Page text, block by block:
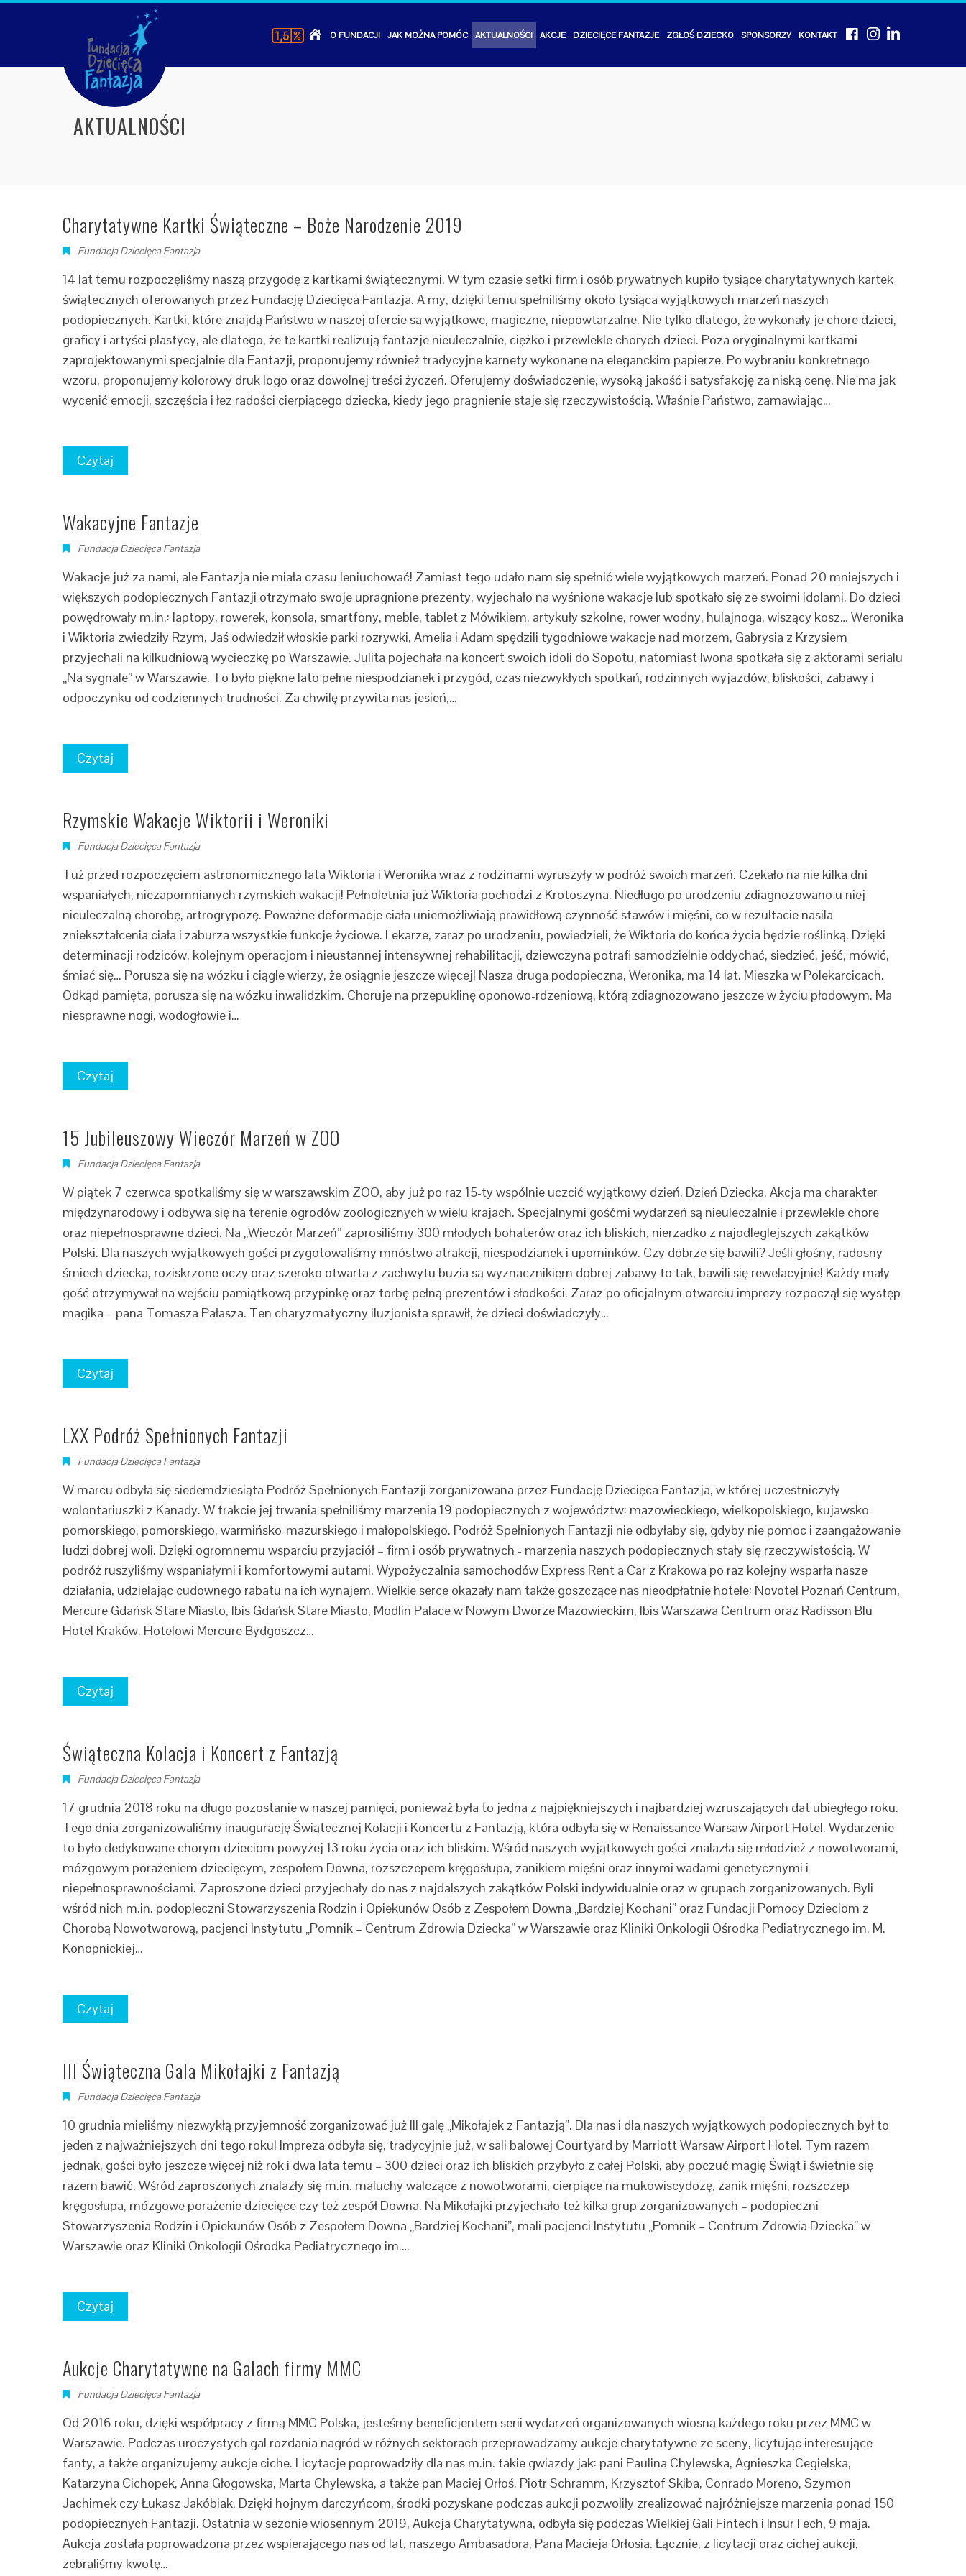
STRONA
O FUNDACJI JAK MOŻNA POMÓC AKTUALNOŚCI AKCJE DZIECIĘCE FANTAZJE ZGŁOŚ DZIECKO SPONSORZY KONTAKT FacebookInstagramLinkedin
AKTUALNOŚCI
Charytatywne Kartki Świąteczne – Boże Narodzenie 2019
Fundacja Dziecięca Fantazja
14 lat temu rozpoczęliśmy naszą przygodę z kartkami świątecznymi. W tym czasie setki firm i osób prywatnych kupiło tysiące charytatywnych kartek
świątecznych oferowanych przez Fundację Dziecięca Fantazja. A my, dzięki temu spełniliśmy około tysiąca wyjątkowych marzeń naszych
podopiecznych. Kartki, które znajdą Państwo w naszej ofercie są wyjątkowe, magiczne, niepowtarzalne. Nie tylko dlatego, że wykonały je chore dzieci,
graficy i artyści plastycy, ale dlatego, że te kartki realizują fantazje nieuleczalnie, ciężko i przewlekle chorych dzieci. Poza oryginalnymi kartkami
zaprojektowanymi specjalnie dla Fantazji, proponujemy również tradycyjne karnety wykonane na eleganckim papierze. Po wybraniu konkretnego
wzoru, proponujemy kolorowy druk logo oraz dowolnej treści życzeń. Oferujemy doświadczenie, wysoką jakość i satysfakcję za niską cenę. Nie ma jak
wycenić emocji, szczęścia i łez radości cierpiącego dziecka, kiedy jego pragnienie staje się rzeczywistością. Właśnie Państwo, zamawiając…
Czytaj
Wakacyjne Fantazje
Fundacja Dziecięca Fantazja
Wakacje już za nami, ale Fantazja nie miała czasu leniuchować! Zamiast tego udało nam się spełnić wiele wyjątkowych marzeń. Ponad 20 mniejszych i
większych podopiecznych Fantazji otrzymało swoje upragnione prezenty, wyjechało na wyśnione wakacje lub spotkało się ze swoimi idolami. Do dzieci
powędrowały m.in.: laptopy, rowerek, konsola, smartfony, meble, tablet z Mówikiem, artykuły szkolne, rower wodny, hulajnoga, wiszący kosz… Weronika
i Wiktoria zwiedziły Rzym, Jaś odwiedził włoskie parki rozrywki, Amelia i Adam spędzili tygodniowe wakacje nad morzem, Gabrysia z Krzysiem
przyjechali na kilkudniową wycieczkę po Warszawie. Julita pojechała na koncert swoich idoli do Sopotu, natomiast Iwona spotkała się z aktorami serialu
„Na sygnale” w Warszawie. To było piękne lato pełne niespodzianek i przygód, czas niezwykłych spotkań, rodzinnych wyjazdów, bliskości, zabawy i
odpoczynku od codziennych trudności. Za chwilę przywita nas jesień,…
Czytaj
Rzymskie Wakacje Wiktorii i Weroniki
Fundacja Dziecięca Fantazja
Tuż przed rozpoczęciem astronomicznego lata Wiktoria i Weronika wraz z rodzinami wyruszyły w podróż swoich marzeń. Czekało na nie kilka dni
wspaniałych, niezapomnianych rzymskich wakacji! Pełnoletnia już Wiktoria pochodzi z Krotoszyna. Niedługo po urodzeniu zdiagnozowano u niej
nieuleczalną chorobę, artrogrypozę. Poważne deformacje ciała uniemożliwiają prawidłową czynność stawów i mięśni, co w rezultacie nasila
zniekształcenia ciała i zaburza wszystkie funkcje życiowe. Lekarze, zaraz po urodzeniu, powiedzieli, że Wiktoria do końca życia będzie roślinką. Dzięki
determinacji rodziców, kolejnym operacjom i nieustannej intensywnej rehabilitacji, dziewczyna potrafi samodzielnie oddychać, siedzieć, jeść, mówić,
śmiać się… Porusza się na wózku i ciągle wierzy, że osiągnie jeszcze więcej! Nasza druga podopieczna, Weronika, ma 14 lat. Mieszka w Polekarcicach.
Odkąd pamięta, porusza się na wózku inwalidzkim. Choruje na przepuklinę oponowo-rdzeniową, którą zdiagnozowano jeszcze w życiu płodowym. Ma
niesprawne nogi, wodogłowie i…
Czytaj
15 Jubileuszowy Wieczór Marzeń w ZOO
Fundacja Dziecięca Fantazja
W piątek 7 czerwca spotkaliśmy się w warszawskim ZOO, aby już po raz 15-ty wspólnie uczcić wyjątkowy dzień, Dzień Dziecka. Akcja ma charakter
międzynarodowy i odbywa się na terenie ogrodów zoologicznych w wielu krajach. Specjalnymi gośćmi wydarzeń są nieuleczalnie i przewlekle chore
oraz niepełnosprawne dzieci. Na „Wieczór Marzeń” zaprosiliśmy 300 młodych bohaterów oraz ich bliskich, nierzadko z najodleglejszych zakątków
Polski. Dla naszych wyjątkowych gości przygotowaliśmy mnóstwo atrakcji, niespodzianek i upominków. Czy dobrze się bawili? Jeśli głośny, radosny
śmiech dziecka, roziskrzone oczy oraz szeroko otwarta z zachwytu buzia są wyznacznikiem dobrej zabawy to tak, bawili się rewelacyjnie! Każdy mały
gość otrzymywał na wejściu pamiątkową przypinkę oraz torbę pełną prezentów i słodkości. Zaraz po oficjalnym otwarciu imprezy rozpoczął się występ
magika – pana Tomasza Pałasza. Ten charyzmatyczny iluzjonista sprawił, że dzieci doświadczyły…
Czytaj
LXX Podróż Spełnionych Fantazji
Fundacja Dziecięca Fantazja
W marcu odbyła się siedemdziesiąta Podróż Spełnionych Fantazji zorganizowana przez Fundację Dziecięca Fantazja, w której uczestniczyły
wolontariuszki z Kanady. W trakcie jej trwania spełniliśmy marzenia 19 podopiecznych z województw: mazowieckiego, wielkopolskiego, kujawsko-
pomorskiego, pomorskiego, warmińsko-mazurskiego i małopolskiego. Podróż Spełnionych Fantazji nie odbyłaby się, gdyby nie pomoc i zaangażowanie
ludzi dobrej woli. Dzięki ogromnemu wsparciu przyjaciół – firm i osób prywatnych - marzenia naszych podopiecznych stały się rzeczywistością. W
podróż ruszyliśmy wspaniałymi i komfortowymi autami. Wypożyczalnia samochodów Express Rent a Car z Krakowa po raz kolejny wsparła nasze
działania, udzielając cudownego rabatu na ich wynajem. Wielkie serce okazały nam także goszczące nas nieodpłatnie hotele: Novotel Poznań Centrum,
Mercure Gdańsk Stare Miasto, Ibis Gdańsk Stare Miasto, Modlin Palace w Nowym Dworze Mazowieckim, Ibis Warszawa Centrum oraz Radisson Blu
Hotel Kraków. Hotelowi Mercure Bydgoszcz…
Czytaj
Świąteczna Kolacja i Koncert z Fantazją
Fundacja Dziecięca Fantazja
17 grudnia 2018 roku na długo pozostanie w naszej pamięci, ponieważ była to jedna z najpiękniejszych i najbardziej wzruszających dat ubiegłego roku.
Tego dnia zorganizowaliśmy inaugurację Świątecznej Kolacji i Koncertu z Fantazją, która odbyła się w Renaissance Warsaw Airport Hotel. Wydarzenie
to było dedykowane chorym dzieciom powyżej 13 roku życia oraz ich bliskim. Wśród naszych wyjątkowych gości znalazła się młodzież z nowotworami,
mózgowym porażeniem dziecięcym, zespołem Downa, rozszczepem kręgosłupa, zanikiem mięśni oraz innymi wadami genetycznymi i
niepełnosprawnościami. Zaproszone dzieci przyjechały do nas z najdalszych zakątków Polski indywidualnie oraz w grupach zorganizowanych. Byli
wśród nich m.in. podopieczni Stowarzyszenia Rodzin i Opiekunów Osób z Zespołem Downa „Bardziej Kochani” oraz Fundacji Pomocy Dzieciom z
Chorobą Nowotworową, pacjenci Instytutu „Pomnik – Centrum Zdrowia Dziecka” w Warszawie oraz Kliniki Onkologii Ośrodka Pediatrycznego im. M.
Konopnickiej…
Czytaj
III Świąteczna Gala Mikołajki z Fantazją
Fundacja Dziecięca Fantazja
10 grudnia mieliśmy niezwykłą przyjemność zorganizować już III galę „Mikołajek z Fantazją”. Dla nas i dla naszych wyjątkowych podopiecznych był to
jeden z najważniejszych dni tego roku! Impreza odbyła się, tradycyjnie już, w sali balowej Courtyard by Marriott Warsaw Airport Hotel. Tym razem
jednak, gości było jeszcze więcej niż rok i dwa lata temu – 300 dzieci oraz ich bliskich przybyło z całej Polski, aby poczuć magię Świąt i świetnie się
razem bawić. Wśród zaproszonych znalazły się m.in. maluchy walczące z nowotworami, cierpiące na mukowiscydozę, zanik mięśni, rozszczep
kręgosłupa, mózgowe porażenie dziecięce czy też zespół Downa. Na Mikołajki przyjechało też kilka grup zorganizowanych – podopieczni
Stowarzyszenia Rodzin i Opiekunów Osób z Zespołem Downa „Bardziej Kochani”, mali pacjenci Instytutu „Pomnik – Centrum Zdrowia Dziecka” w
Warszawie oraz Kliniki Onkologii Ośrodka Pediatrycznego im.…
Czytaj
Aukcje Charytatywne na Galach firmy MMC
Fundacja Dziecięca Fantazja
Od 2016 roku, dzięki współpracy z firmą MMC Polska, jesteśmy beneficjentem serii wydarzeń organizowanych wiosną każdego roku przez MMC w
Warszawie. Podczas uroczystych gal rozdania nagród w różnych sektorach przeprowadzamy aukcje charytatywne ze sceny, licytując interesujące
fanty, a także organizujemy aukcje ciche. Licytacje poprowadziły dla nas m.in. takie gwiazdy jak: pani Paulina Chylewska, Agnieszka Cegielska,
Katarzyna Cichopek, Anna Głogowska, Marta Chylewska, a także pan Maciej Orłoś, Piotr Schramm, Krzysztof Skiba, Conrado Moreno, Szymon
Jachimek czy Łukasz Jakóbiak. Dzięki hojnym darczyńcom, środki pozyskane podczas aukcji pozwoliły zrealizować najróżniejsze marzenia ponad 150
podopiecznych Fantazji. Ostatnia w sezonie wiosennym 2019, Aukcja Charytatywna, odbyła się podczas Wielkiej Gali Fintech i InsurTech, 9 maja.
Aukcja została poprowadzona przez wspierającego nas od lat, naszego Ambasadora, Pana Macieja Orłosia. Łącznie, z licytacji oraz cichej aukcji,
zebraliśmy kwotę…